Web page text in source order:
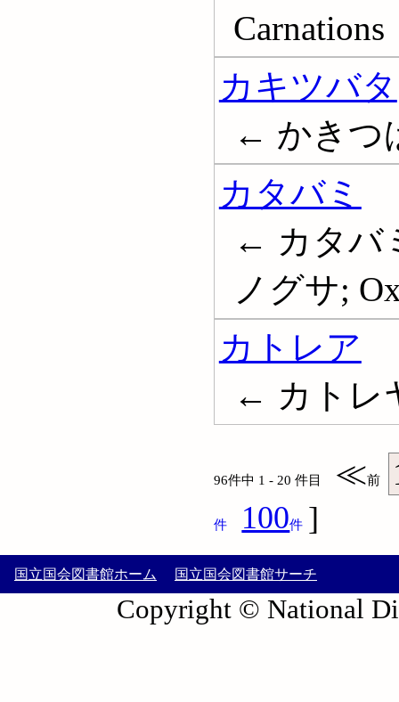
Carnations
カキツバタ
← かきつ
カタバミ
← カタバ
ノグサ;
カトレア
← カトレ
96件中 1 - 20 件目 ≪前
件 100件 ]
国立国会図書館ホーム 国立国会図書館サーチ
Copyright © National